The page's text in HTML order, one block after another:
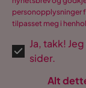
personopplysninger
tilpasset meg i
Ja, takk!
sider.
Alt